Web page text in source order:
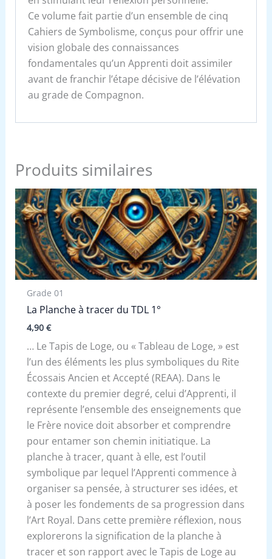
Ce volume fait partie d’un ensemble de cinq
Cahiers de Symbolisme, conçus pour offrir une
vision globale des connaissances
fondamentales qu’un Apprenti doit assimiler
avant de franchir l’étape décisive de l’élévation
au grade de Compagnon.
Produits similaires
Grade 01
La Planche à tracer du TDL 1°
4,90 €
… Le Tapis de Loge, ou « Tableau de Loge, » est
l’un des éléments les plus symboliques du Rite
Écossais Ancien et Accepté (REAA). Dans le
contexte du premier degré, celui d’Apprenti, il
représente l’ensemble des enseignements que
le Frère novice doit absorber et comprendre
pour entamer son chemin initiatique. La
planche à tracer, quant à elle, est l’outil
symbolique par lequel l’Apprenti commence à
organiser sa pensée, à structurer ses idées, et
à poser les fondements de sa progression dans
l’Art Royal. Dans cette première réflexion, nous
explorerons la signification de la planche à
tracer et son rapport avec le Tapis de Loge au